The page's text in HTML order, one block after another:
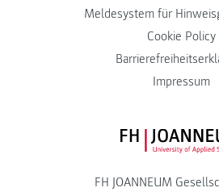
Meldesystem für
Cookie Policy
Impressum
FH JOANNEUM